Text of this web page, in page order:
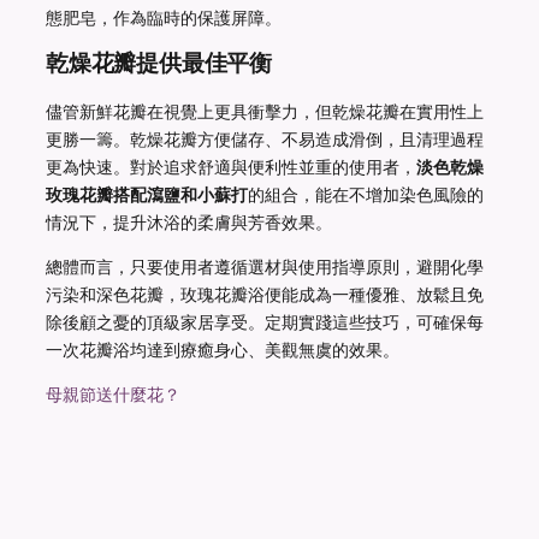
態肥皂，作為臨時的保護屏障。
乾燥花瓣提供最佳平衡
儘管新鮮花瓣在視覺上更具衝擊力，但乾燥花瓣在實用性上
更勝一籌。乾燥花瓣方便儲存、不易造成滑倒，且清理過程
更為快速。對於追求舒適與便利性並重的使用者， 淡色乾燥
玫瑰花瓣搭配瀉鹽和小蘇打的組合，能在不增加染色風險的
情況下，提升沐浴的柔膚與芳香效果。
總體而言，只要使用者遵循選材與使用指導原則，避開化學
污染和深色花瓣，玫瑰花瓣浴便能成為一種優雅、放鬆且免
除後顧之憂的頂級家居享受。定期實踐這些技巧，可確保每
一次花瓣浴均達到療癒身心、美觀無虞的效果。
母親節送什麼花？